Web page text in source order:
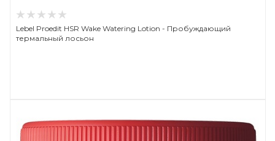
Lebel Proedit HSR Wake Watering Lotion - Пробуждающий
термальный лосьон